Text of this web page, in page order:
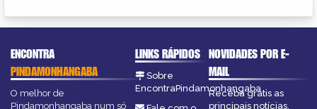
ENCONTRA
PINDAMONHANGABA
O melhor de
Pindamonhangaba num só
LINKS RÁPIDOS
Sobre
EncontraPindamonhangaba
NOVIDADES POR E-
MAIL
Receba grátis as
principais notícias,